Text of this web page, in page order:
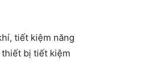
tiết kiệm năng
thiết bị tiết kiệm